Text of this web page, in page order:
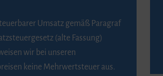
Umsatz gemäß Paragraf
(alte Fassung)
wir bei unseren
keine Mehrwertsteuer aus.